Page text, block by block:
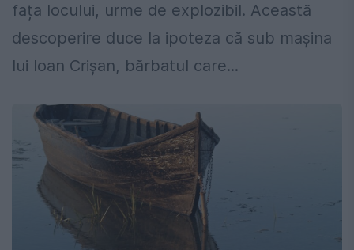
fața locului, urme de explozibil. Această
descoperire duce la ipoteza că sub mașina
lui Ioan Crișan, bărbatul care...